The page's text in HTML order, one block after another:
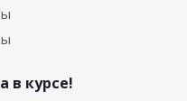
в курсе!